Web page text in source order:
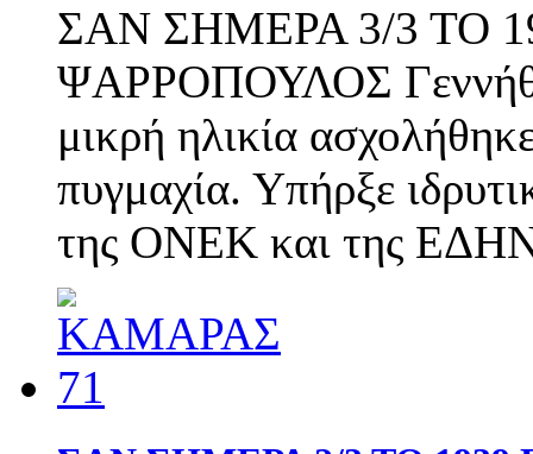
ΣΑΝ ΣΗΜΕΡΑ 3/3 ΤΟ
ΨΑΡΡΟΠΟΥΛΟΣ
μικρή ηλικία
πυγμαχία. Υπήρξε
της ΟΝΕΚ και της